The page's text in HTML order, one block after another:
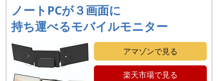
ノートPCが３画面に
持ち運べるモバイルモニター
アマゾンで見る
楽天市場で見る